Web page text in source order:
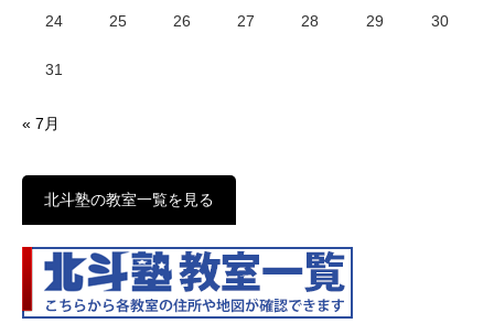
24 25 26 27 28 29 30
31
« 7月
北斗塾の教室一覧を見る